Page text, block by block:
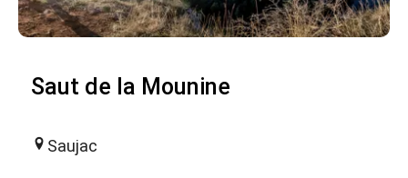
Saut de la Mounine
Saujac